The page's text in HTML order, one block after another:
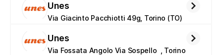
Unes
Via Giacinto Pacchiotti 49g, Torino (TO)
Unes
Via Fossata Angolo Via Sospello  , Torino